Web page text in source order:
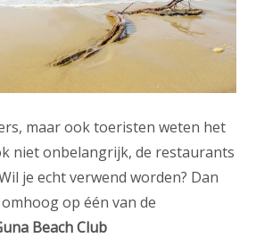
maar ook toeristen weten het
niet onbelangrijk, de restaurants
je echt verwend worden? Dan
op één van de
Beach Club